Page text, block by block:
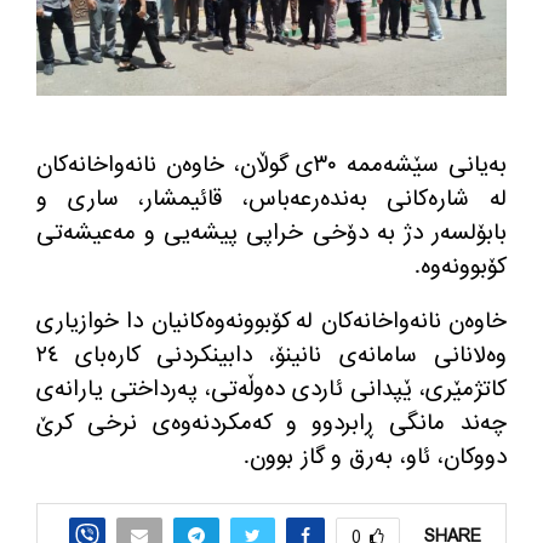
به‌یانی سێشه‌ممه‌ ٣٠ی گوڵان، خاوه‌ن نانه‌واخانه‌كان
له‌ شاره‌كانی به‌نده‌رعه‌باس، قائیمشار، ساری و
بابۆلسه‌ر دژ به‌ دۆخی خراپی پیشه‌یی و مه‌عیشه‌تی
كۆبوونه‌وه‌.
خاوه‌ن نانه‌واخانه‌كان له‌ كۆبوونه‌وه‌كانیان دا خوازیاری
وه‌لانانی سامانه‌ی نانینۆ، دابینكردنی كاره‌بای ٢٤
كاتژمێری، ێپدانی ئاردی ده‌وڵه‌تی، په‌رداختی یارانه‌ی
چه‌ند مانگی ڕابردوو و كه‌مكردنه‌وه‌ی نرخی كرێ
دووكان، ئاو، به‌رق و گاز بوون.
SHARE